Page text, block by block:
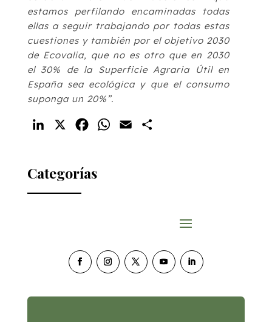
estamos perfilando encaminadas todas
ellas a seguir trabajando por todas estas
cuestiones y también por el objetivo 2030
de Ecovalia, que no es otro que en 2030
el 30% de la Superficie Agraria Útil en
España sea ecológica y que el consumo
suponga un 20%”.
LinkedIn FacebookWhatsApp
Email
Categorías